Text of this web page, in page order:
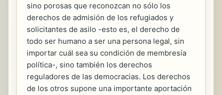
sino porosas que reconozcan no sólo los
derechos de admisión de los refugiados y
solicitantes de asilo -esto es, el derecho de
todo ser humano a ser una persona legal, sin
importar cuál sea su condición de membresía
política-, sino también los derechos
reguladores de las democracias. Los derechos
de los otros supone una importante aportación